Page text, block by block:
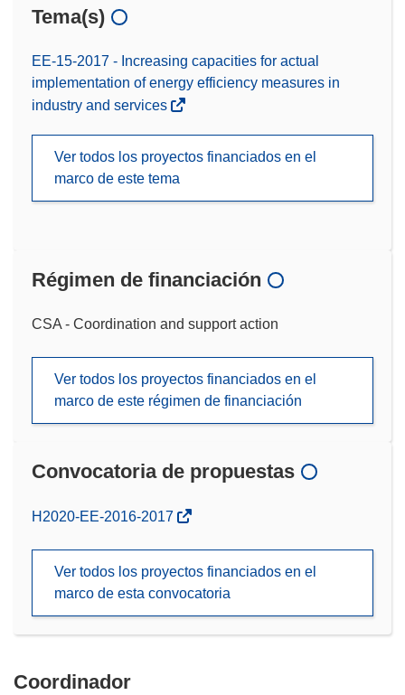
Tema(s)
EE-15-2017 - Increasing capacities for actual
implementation of energy efficiency measures in
industry and services
Ver todos los proyectos financiados en el
marco de este tema
Régimen de financiación
CSA - Coordination and support action
Ver todos los proyectos financiados en el
marco de este régimen de financiación
Convocatoria de propuestas
(se
nueva
H2020-EE-2016-2017
Ver todos los proyectos financiados en el
marco de esta convocatoria
Coordinador